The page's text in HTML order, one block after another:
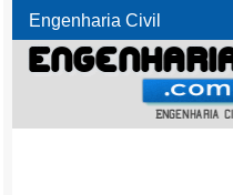
Engenharia Civil